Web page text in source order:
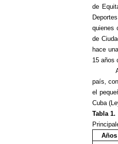
de
quienes
de
hace
15 años
país,
el
Cuba
Tabla 1.
Años